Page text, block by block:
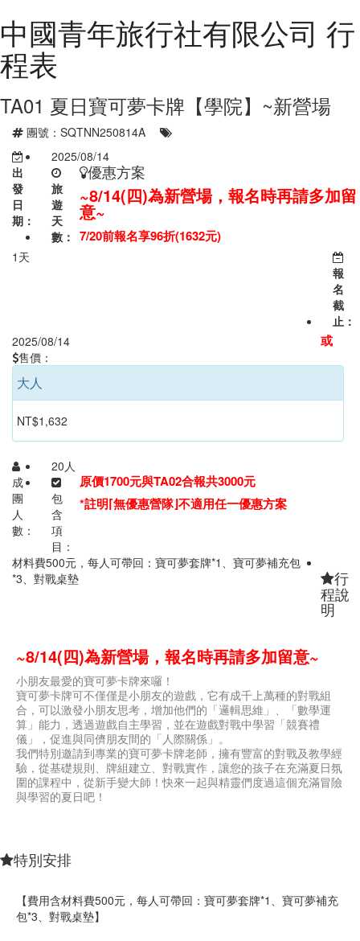
中國青年旅行社有限公司 行
程表
TA01 夏日寶可夢卡牌【學院】~新營場
團號：SQTNN250814A
出
發
日
期：
2025/08/14
旅
遊
天
數：
1天
報
名
截
止：
2025/08/14
售價：
大人
NT$1,632
成
團
人
數：
20人
包
含
項
目：
材料費500元，每人可帶回：寶可夢套牌*1、寶可夢補充包
*3、對戰桌墊
優惠方案
~8/14(四)為新營場，報名時再請多加留
意~
7/20前報名享96折(1632元)
或
原價1700元與TA02合報共3000元
*註明⌈無優惠營隊⌋不適用任一優惠方案
行
程說
明
~8/14(四)為新營場，報名時再請多加留意~
小朋友最愛的寶可夢卡牌來囉！
寶可夢卡牌可不僅僅是小朋友的遊戲，它有成千上萬種的對戰組
合，可以激發小朋友思考，增加他們的「邏輯思維」、「數學運
算」能力，透過遊戲自主學習，並在遊戲對戰中學習「競賽禮
儀」，促進與同儕朋友間的「人際關係」。
我們特別邀請到專業的寶可夢卡牌老師，擁有豐富的對戰及教學經
驗，從基礎規則、牌組建立、對戰實作，讓您的孩子在充滿夏日氛
圍的課程中，從新手變大師！快來一起與精靈們度過這個充滿冒險
與學習的夏日吧！
特別安排
【費用含材料費500元，每人可帶回：寶可夢套牌*1、寶可夢補充
包*3、對戰桌墊】